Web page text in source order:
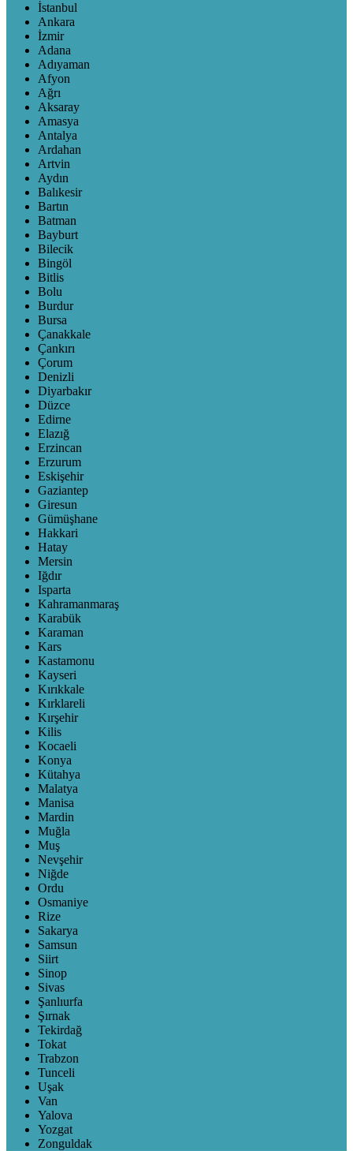
İstanbul
Ankara
İzmir
Adana
Adıyaman
Afyon
Ağrı
Aksaray
Amasya
Antalya
Ardahan
Artvin
Aydın
Balıkesir
Bartın
Batman
Bayburt
Bilecik
Bingöl
Bitlis
Bolu
Burdur
Bursa
Çanakkale
Çankırı
Çorum
Denizli
Diyarbakır
Düzce
Edirne
Elazığ
Erzincan
Erzurum
Eskişehir
Gaziantep
Giresun
Gümüşhane
Hakkari
Hatay
Mersin
Iğdır
Isparta
Kahramanmaraş
Karabük
Karaman
Kars
Kastamonu
Kayseri
Kırıkkale
Kırklareli
Kırşehir
Kilis
Kocaeli
Konya
Kütahya
Malatya
Manisa
Mardin
Muğla
Muş
Nevşehir
Niğde
Ordu
Osmaniye
Rize
Sakarya
Samsun
Siirt
Sinop
Sivas
Şanlıurfa
Şırnak
Tekirdağ
Tokat
Trabzon
Tunceli
Uşak
Van
Yalova
Yozgat
Zonguldak